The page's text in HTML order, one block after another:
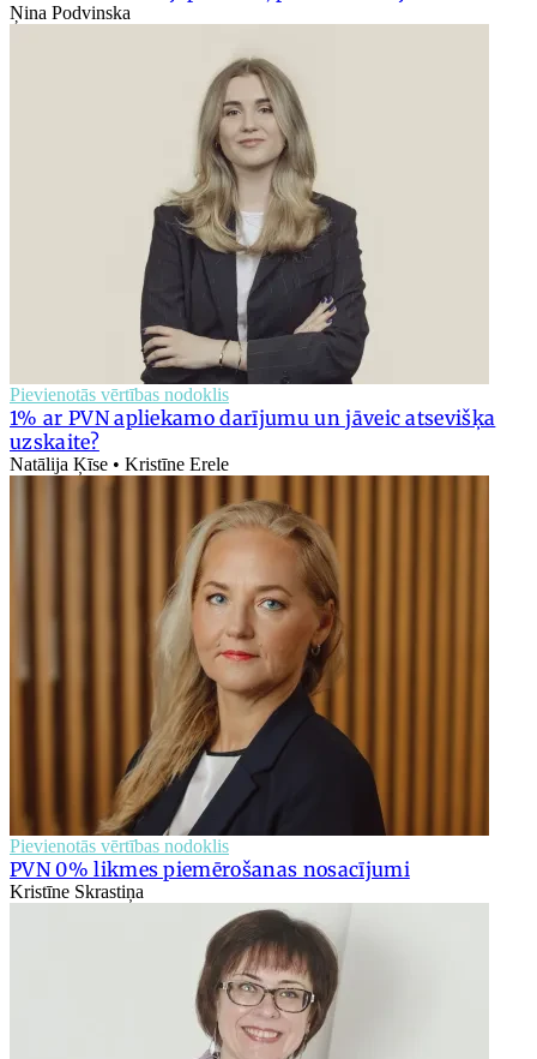
Ņina Podvinska
Pievienotās vērtības nodoklis
1% ar PVN apliekamo darījumu un jāveic atsevišķa
uzskaite?
Natālija Ķīse • Kristīne Erele
Pievienotās vērtības nodoklis
PVN 0% likmes piemērošanas nosacījumi
Kristīne Skrastiņa